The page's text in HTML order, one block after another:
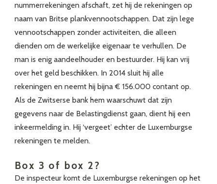
nummerrekeningen afschaft, zet hij de rekeningen op
naam van Britse plankvennootschappen. Dat zijn lege
vennootschappen zonder activiteiten, die alleen
dienden om de werkelijke eigenaar te verhullen. De
man is enig aandeelhouder en bestuurder. Hij kan vrij
over het geld beschikken. In 2014 sluit hij alle
rekeningen en neemt hij bijna € 156.000 contant op.
Als de Zwitserse bank hem waarschuwt dat zijn
gegevens naar de Belastingdienst gaan, dient hij een
inkeermelding in. Hij ‘vergeet’ echter de Luxemburgse
rekeningen te melden.
Box 3 of box 2?
De inspecteur komt de Luxemburgse rekeningen op het